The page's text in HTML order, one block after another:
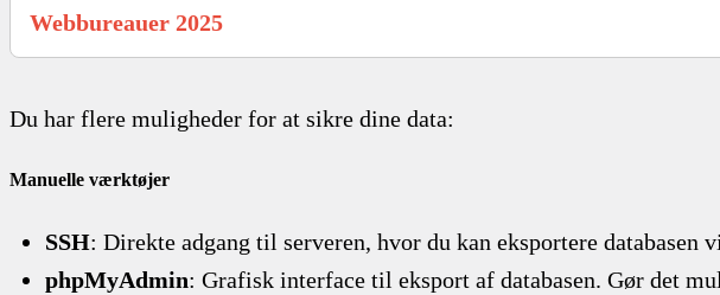
Webbureauer 2025
Du har flere muligheder for at sikre dine data:
Manuelle værktøjer
SSH: Direkte adgang til serveren, hvor du kan eksportere databasen
phpMyAdmin: Grafisk interface til eksport af databasen. Gør det